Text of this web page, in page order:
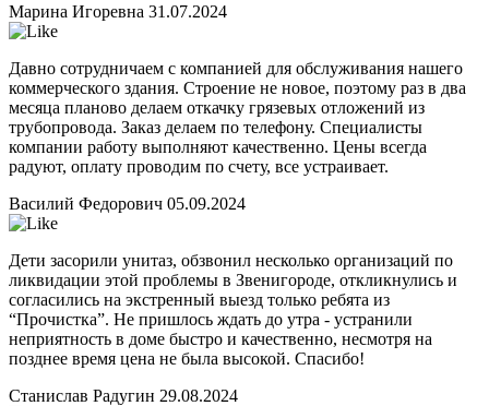
Марина Игоревна 31.07.2024
Давно сотрудничаем с компанией для обслуживания нашего
коммерческого здания. Строение не новое, поэтому раз в два
месяца планово делаем откачку грязевых отложений из
трубопровода. Заказ делаем по телефону. Специалисты
компании работу выполняют качественно. Цены всегда
радуют, оплату проводим по счету, все устраивает.
Василий Федорович 05.09.2024
Дети засорили унитаз, обзвонил несколько организаций по
ликвидации этой проблемы в Звенигороде, откликнулись и
согласились на экстренный выезд только ребята из
“Прочистка”. Не пришлось ждать до утра - устранили
неприятность в доме быстро и качественно, несмотря на
позднее время цена не была высокой. Спасибо!
Станислав Радугин 29.08.2024